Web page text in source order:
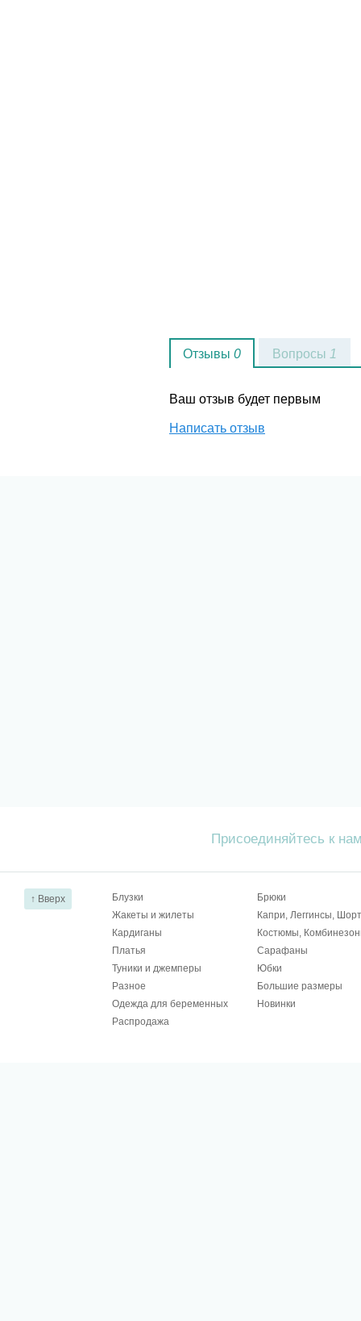
Отзывы 0
Ваш отзыв будет первым
Написать отзыв
Вопросы 1
Присоединяйтесь к
↑ Вверх Блузки
Брюки
Жакеты и жилеты
Капри, Леггинсы,
Кардиганы
Костюмы,
Платья
Сарафаны
Туники и джемперы
Юбки
Разное
Большие размеры
Одежда для беременных
Новинки
Распродажа